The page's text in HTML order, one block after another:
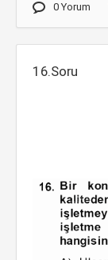
0 Yorum
16.Soru